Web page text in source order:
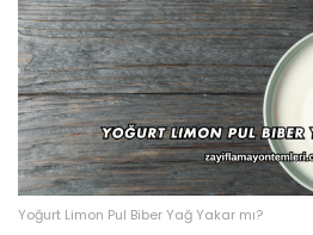
Yoğurt Limon Pul Biber Yağ Yakar mı?